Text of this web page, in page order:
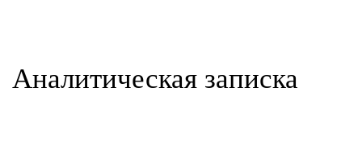
Аналитическая записка